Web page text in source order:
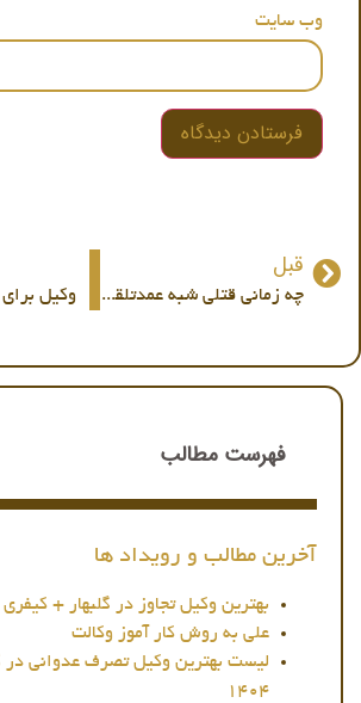
وب‌ سایت
قبل
چه زمانی قتلی شبه عمدتلقی میشود؟|وکیل دعاوی جرم قتل وکیل
فهرست مطالب
آخرین مطالب و رویداد ها
بهترین وکیل تجاوز در گلبهار + کیفری 1404
علی به روش کار آموز وکالت
لیست بهترین وکیل تصرف عدوانی در
1404